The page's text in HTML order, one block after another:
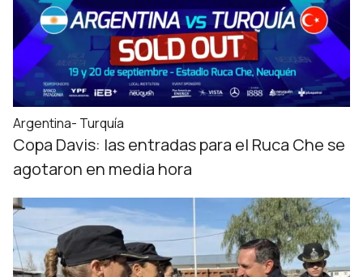
Argentina- Turquía
Copa Davis: las entradas para el Ruca Che se
agotaron en media hora